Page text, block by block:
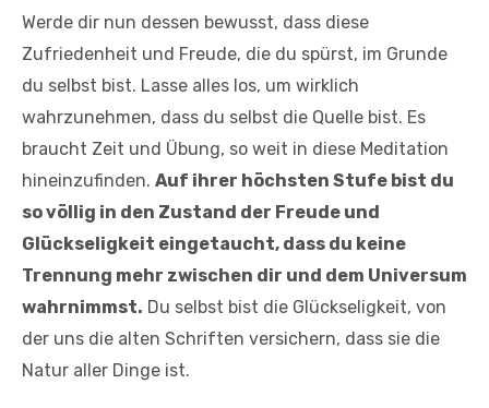
Werde dir nun dessen bewusst, dass diese
Zufriedenheit und Freude, die du spürst, im Grunde
du selbst bist. Lasse alles los, um wirklich
wahrzunehmen, dass du selbst die Quelle bist. Es
braucht Zeit und Übung, so weit in diese Meditation
hineinzufinden. Auf ihrer höchsten Stufe bist du
so völlig in den Zustand der Freude und
Glückseligkeit eingetaucht, dass du keine
Trennung mehr zwischen dir und dem Universum
wahrnimmst. Du selbst bist die Glückseligkeit, von
der uns die alten Schriften versichern, dass sie die
Natur aller Dinge ist.